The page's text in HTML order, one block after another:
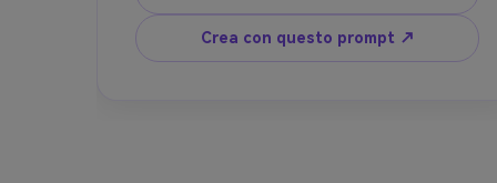
Crea con questo prompt ↗